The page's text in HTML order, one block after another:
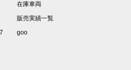
在庫車両
販売実績一覧
goo